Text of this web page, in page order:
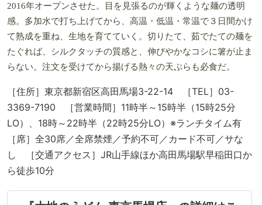
2016年オープンさせた。目を見張るのが輝くような麺の透明
感。多加水で打ち上げてから、高温・低温・常温で３日間かけ
て熟成を重ね、生地を育てていく。切りたて、茹でたての麺を
たぐれば、シルクタッチの質感と、伸びやかなコシに箸が止ま
らない。注文を受けてから揚げる熱々の天ぷらも必食だ。
［住所］東京都新宿区高田馬場3-22-14 ［TEL］03-
3369-7190 ［営業時間］11時半～15時半（15時25分
LO）、18時～22時半（22時25分LO）※ランチタイム有
［席］全30席／全席禁煙／予約不可／カード不可／サな
し ［交通アクセス］JR山手線ほか高田馬場駅早稲田口か
ら徒歩10分